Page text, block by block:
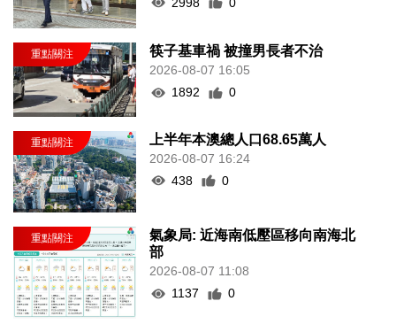
筷子基車禍 被撞男長者不治
2026-08-07 16:05
1892
0
上半年本澳總人口68.65萬人
2026-08-07 16:24
438
0
氣象局: 近海南低壓區移向南海北
部
2026-08-07 11:08
1137
0